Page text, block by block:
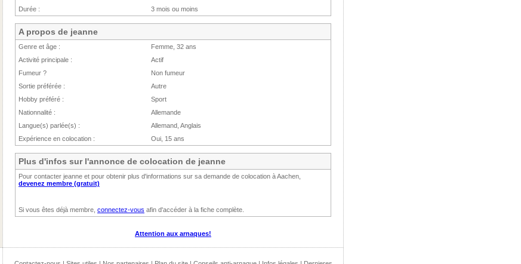
Durée :
3 mois ou moins
A propos de jeanne
Genre et âge :
Femme, 32 ans
Activité principale :
Actif
Fumeur ?
Non fumeur
Sortie préférée :
Autre
Hobby préféré :
Sport
Nationnalité :
Allemande
Langue(s) parlée(s) :
Allemand, Anglais
Expérience en colocation :
Oui, 15 ans
Plus d'infos sur l'annonce de colocation de jeanne
Pour contacter jeanne et pour obtenir plus d'informations sur sa demande de colocation à Aachen,
devenez membre (gratuit)
Si vous êtes déjà membre, connectez-vous afin d'accéder à la fiche complète.
Attention aux arnaques!